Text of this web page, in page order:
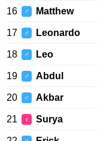
16 ♂ Matthew
17 ♂ Leonardo
18 ♂ Leo
19 ♂ Abdul
20 ♂ Akbar
21 ♀ Surya